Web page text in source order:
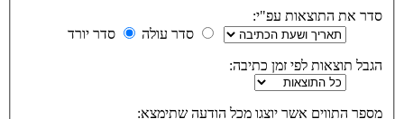
סדר את התוצאות עפ"י:
סדר עולה
סדר יורד
הגבל תוצאות לפי זמן כתיבה:
מספר התווים אשר יוצגו מכל הודעה שתימצא: